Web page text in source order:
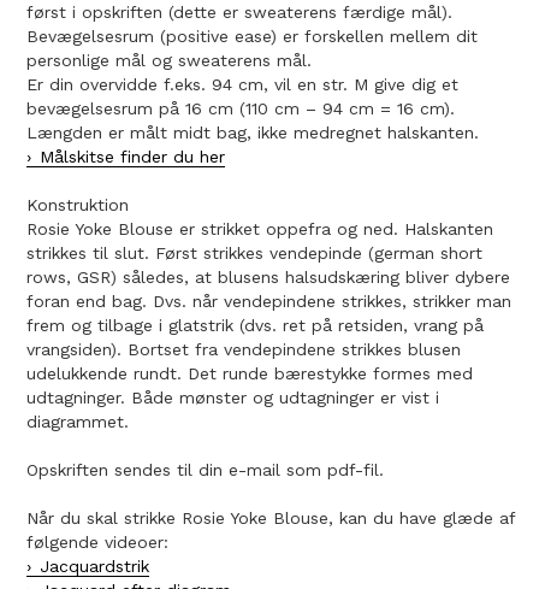
først i opskriften (dette er sweaterens færdige mål).
Bevægelsesrum (positive ease) er forskellen mellem dit
personlige mål og sweaterens mål.
Er din overvidde f.eks. 94 cm, vil en str. M give dig et
bevægelsesrum på 16 cm (110 cm – 94 cm = 16 cm).
Længden er målt midt bag, ikke medregnet halskanten.
Målskitse finder du her
Konstruktion
Rosie Yoke Blouse er strikket oppefra og ned. Halskanten
strikkes til slut. Først strikkes vendepinde (german short
rows, GSR) således, at blusens halsudskæring bliver dybere
foran end bag. Dvs. når vendepindene strikkes, strikker man
frem og tilbage i glatstrik (dvs. ret på retsiden, vrang på
vrangsiden). Bortset fra vendepindene strikkes blusen
udelukkende rundt. Det runde bærestykke formes med
udtagninger. Både mønster og udtagninger er vist i
diagrammet.
Opskriften sendes til din e-mail som pdf-fil.
Når du skal strikke Rosie Yoke Blouse, kan du have glæde af
følgende videoer:
Jacquardstrik